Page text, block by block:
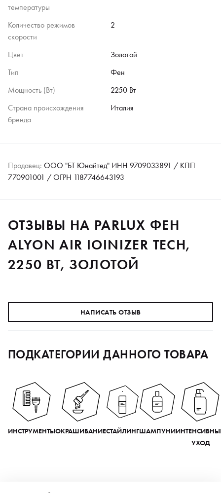
температуры
Количество режимов
скорости
2
Цвет
Золотой
Тип
Фен
Мощность (Вт)
2250 Вт
Страна происхождения
бренда
Италия
Продавец: ООО "БТ Юнайтед" ИНН 9709033891 / КПП
770901001 / ОГРН 1187746643193
ОТЗЫВЫ НА PARLUX ФЕН
ALYON AIR IOINIZER TECH,
2250 ВТ, ЗОЛОТОЙ
НАПИСАТЬ ОТЗЫВ
ПОДКАТЕГОРИИ ДАННОГО ТОВАРА
ИНСТРУМЕНТЫОКРАШИВАНИЕСТАЙЛИНГШАМПУНИ
УХОД